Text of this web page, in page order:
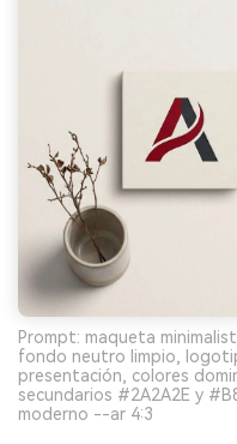
Prompt: maqueta
fondo neutro limpio,
presentación, colores
secundarios #2A2A2E y
moderno --ar 4:3